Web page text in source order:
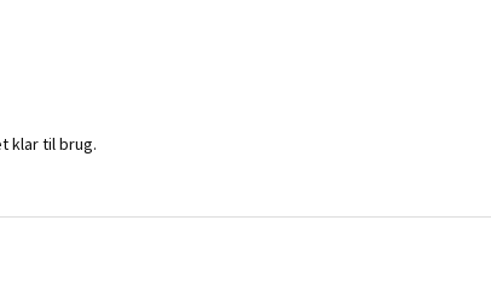
klar til brug.